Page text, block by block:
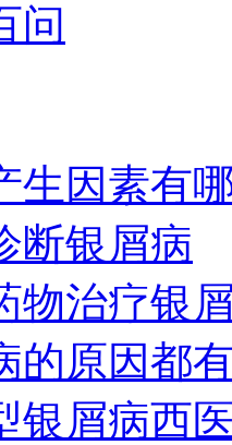
问
生因素有
断银屑病
物治疗银
的原因都
银屑病西